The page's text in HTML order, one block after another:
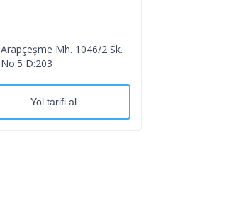
Arapçeşme Mh. 1046/2 Sk.
No:5 D:203
Yol tarifi al